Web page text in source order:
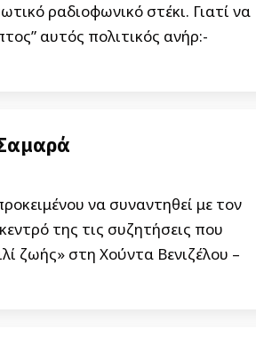
ραδιοφωνικό στέκι. Γιατί να
αυτός πολιτικός ανήρ:-
να συναντηθεί με τον
της τις συζητήσεις που
ζωής» στη Χούντα Βενιζέλου –